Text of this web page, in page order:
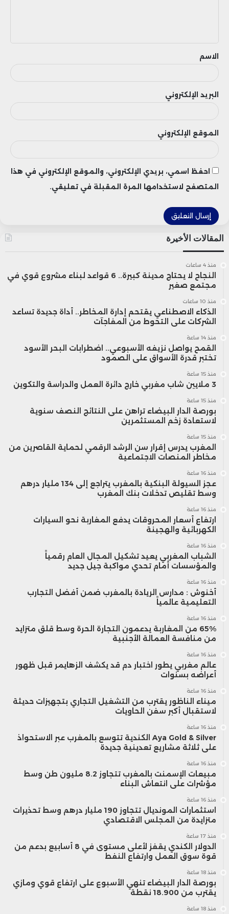
ق
الاسم
البريد الإلكتروني
الموقع الإلكتروني
احفظ اسمي، بريدي الإلكتروني، والموقع الإلكتروني في هذا
المتصفح لاستخدامها المرة المقبلة في تعليقي.
المقالات الأخيرة
منذ 4 ساعات
النجاح لا يحتاج مدينة كبيرة.. 6 قواعد لبناء مشروع قوي في
مجتمع صغير
منذ 10 ساعات
الذكاء الاصطناعي يقتحم إدارة المخاطر.. أداة جديدة تساعد
الشركات على التحوط من المفاجآت
منذ 14 ساعة
القمح يواصل نزيفه الأسبوعي.. اضطرابات البحر الأسود
تختبر قدرة الأسواق على الصمود
منذ 15 ساعة
3 ملايين شاب مغربي خارج دائرة العمل والدراسة والتكوين
منذ 15 ساعة
بورصة الدار البيضاء تراهن على النتائج النصف سنوية
لاستعادة زخم المستثمرين
منذ 15 ساعة
المغرب يدرس إقرار سن الرشد الرقمي لحماية القاصرين من
مخاطر المنصات الاجتماعية
منذ 16 ساعة
عجز السيولة البنكية بالمغرب يتراجع إلى 134 مليار درهم
وسط تقليص تدخلات بنك المغرب
منذ 16 ساعة
ارتفاع أسعار المحروقات يدفع المغاربة نحو السيارات
الكهربائية والهجينة
منذ 16 ساعة
الشباب المغربي يعيد تشكيل المجال العام رقمياً
والمؤسسات أمام تحدي مواكبة جيل جديد
منذ 16 ساعة
أخنوش : مدارس الريادة بالمغرب ضمن أفضل التجارب
التعليمية عالمياً
منذ 16 ساعة
65% من المغاربة يدعمون التجارة الحرة وسط قلق متزايد
من منافسة العمالة الأجنبية
منذ 16 ساعة
عالم مغربي يطور اختبار دم قد يكشف الزهايمر قبل ظهور
أعراضه بسنوات
منذ 16 ساعة
ميناء الناظور يقترب من التشغيل التجاري بتجهيزات حديثة
لاستقبال أكبر سفن الحاويات
منذ 16 ساعة
Aya Gold & Silver الكندية تتوسع بالمغرب عبر الاستحواذ
على ثلاثة مشاريع تعدينية جديدة
منذ 16 ساعة
مبيعات الإسمنت بالمغرب تتجاوز 8.2 مليون طن وسط
مؤشرات على انتعاش البناء
منذ 16 ساعة
استثمارات المونديال تتجاوز 190 مليار درهم وسط تحذيرات
متزايدة من المجلس الاقتصادي
منذ 17 ساعة
الدولار الكندي يقفز لأعلى مستوى في 8 أسابيع بدعم من
قوة سوق العمل وارتفاع النفط
منذ 18 ساعة
بورصة الدار البيضاء تنهي الأسبوع على ارتفاع قوي ومازي
يقترب من 18.900 نقطة
منذ 18 ساعة